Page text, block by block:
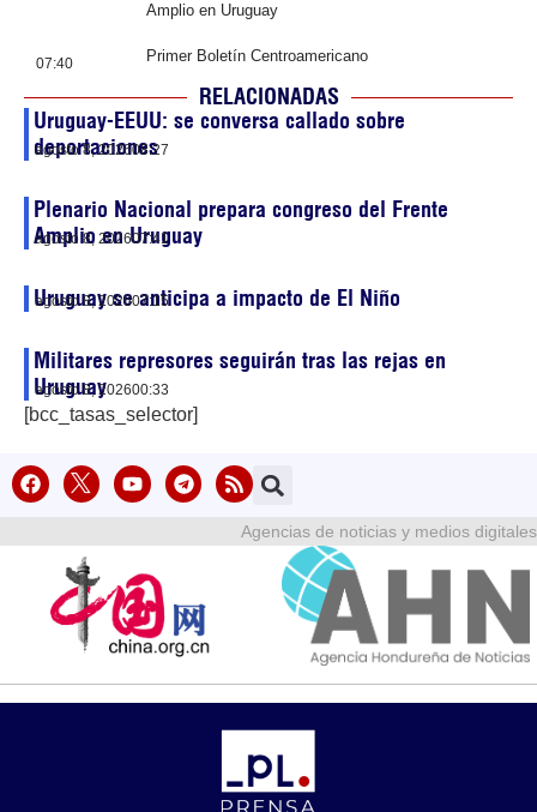
Amplio en Uruguay
07:40 Primer Boletín Centroamericano
RELACIONADAS
Uruguay-EEUU: se conversa callado sobre
deportaciones
agosto 8, 202608:27
Plenario Nacional prepara congreso del Frente
Amplio en Uruguay
agosto 8, 202607:41
Uruguay se anticipa a impacto de El Niño
agosto 8, 202607:15
Militares represores seguirán tras las rejas en
Uruguay
agosto 8, 202600:33
[bcc_tasas_selector]
Agencias de noticias y medios digitales